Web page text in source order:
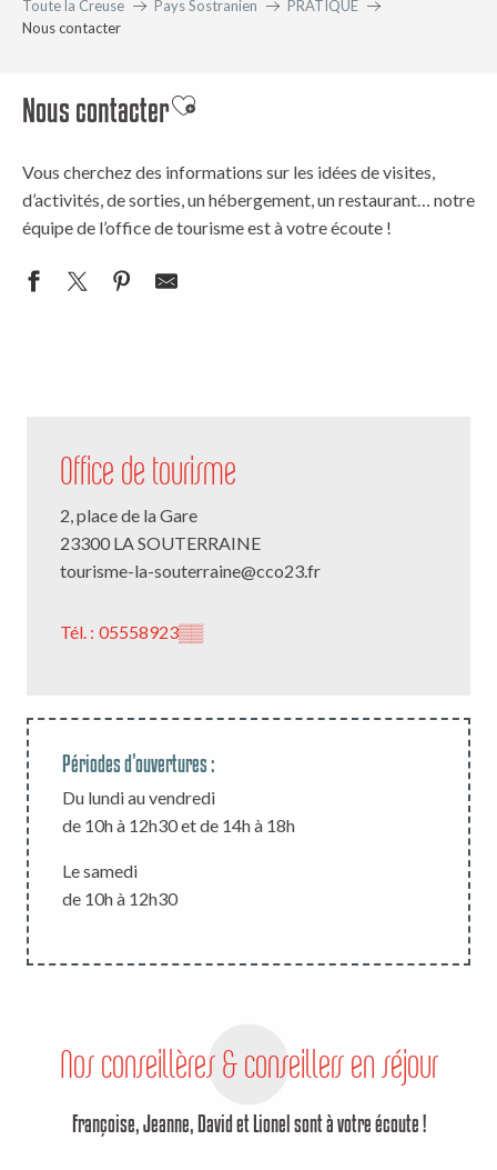
Toute la Creuse Pays Sostranien
PRATIQUE
Nous contacter
Nous contacterAjouter aux favoris
Vous cherchez des informations sur les idées de visites,
d’activités, de sorties, un hébergement, un restaurant… notre
équipe de l’office de tourisme est à votre écoute !
Office de tourisme
2, place de la Gare
23300 LA SOUTERRAINE
tourisme-la-souterraine@cco23.fr
Tél. : 05558923▒▒
Périodes d’ouvertures :
Du lundi au vendredi
de 10h à 12h30 et de 14h à 18h
Le samedi
de 10h à 12h30
Nos conseillères & conseillers en séjour
Françoise, Jeanne, David et Lionel sont à votre écoute !